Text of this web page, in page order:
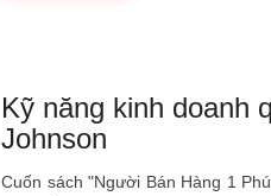
Kỹ năng kinh doanh
Johnson
Cuốn sách "Người Bán Hàng 1